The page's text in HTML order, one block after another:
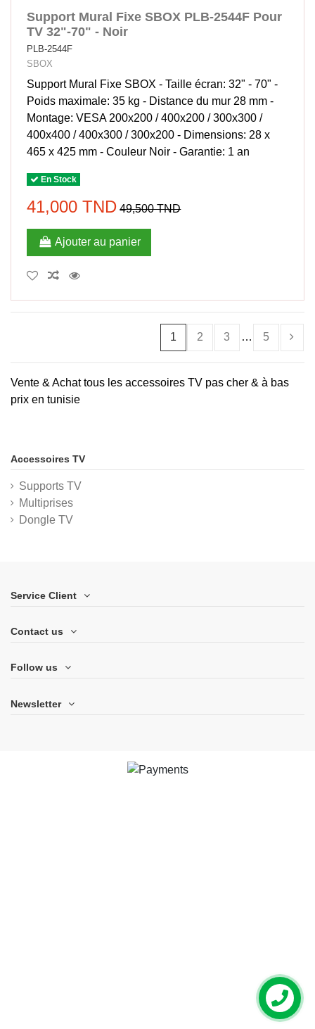
Support Mural Fixe SBOX PLB-2544F Pour
TV 32"-70" - Noir
PLB-2544F
SBOX
Support Mural Fixe SBOX - Taille écran: 32" - 70" -
Poids maximale: 35 kg - Distance du mur 28 mm -
Montage: VESA 200x200 / 400x200 / 300x300 /
400x400 / 400x300 / 300x200 - Dimensions: 28 x
465 x 425 mm - Couleur Noir - Garantie: 1 an
En Stock
41,000 TND 49,500 TND
Ajouter au panier
1 2 3 … 5
Vente & Achat tous les accessoires TV pas cher & à bas
prix en tunisie
Accessoires TV
Supports TV
Multiprises
Dongle TV
Service Client
Contact us
Follow us
Newsletter
Contactez
nous